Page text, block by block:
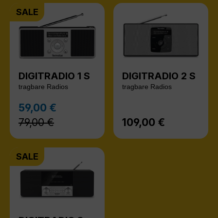
SALE
DIGITRADIO 1 S
tragbare Radios
Verkaufspreis:
59,00 €
79,00 €
DIGITRADIO 2 S
tragbare Radios
Regulärer Preis:
109,00 €
SALE